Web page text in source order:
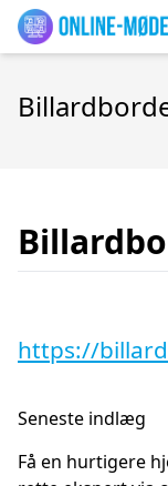
https://
Seneste indlæg
Få en hurtigere